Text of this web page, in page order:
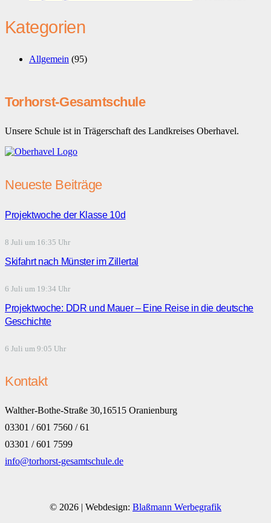
Kategorien
Allgemein (95)
Torhorst-Gesamtschule
Unsere Schule ist in Trägerschaft des Landkreises Oberhavel.
Neueste Beiträge
Projektwoche der Klasse 10d
8 Juli um 16:35 Uhr
Skifahrt nach Münster im Zillertal
6 Juli um 19:34 Uhr
Projektwoche: DDR und Mauer – Eine Reise in die deutsche
Geschichte
6 Juli um 9:05 Uhr
Kontakt
Walther-Bothe-Straße 30,16515 Oranienburg
03301 / 601 7560 / 61
03301 / 601 7599
info@torhorst-gesamtschule.de
© 2026 | Webdesign: Blaßmann Werbegrafik